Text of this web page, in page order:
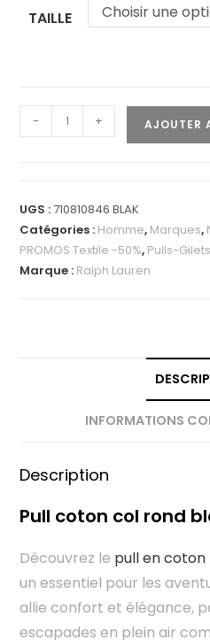
TAILLE Choisir une
- + AJOUTER
UGS :710810846 BLAK
Catégories : Homme, Marques,
PROMOS Textile -50%, Pulls-
Marque : Ralph Lauren
INFORMATIONS
Description
Pull coton col rond
Découvrez le pull en coton
un essentiel pour les
allie confort et élégance,
escapades en plein air